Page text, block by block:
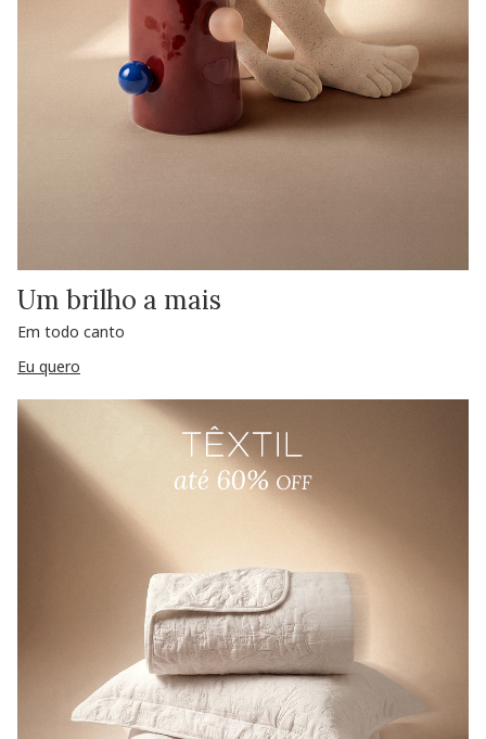
Um brilho a mais
Em todo canto
Eu quero